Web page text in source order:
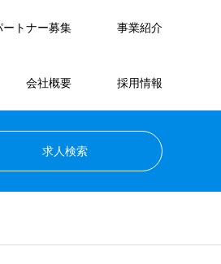
ートナー募集 事業紹介
会社概要 採用情報